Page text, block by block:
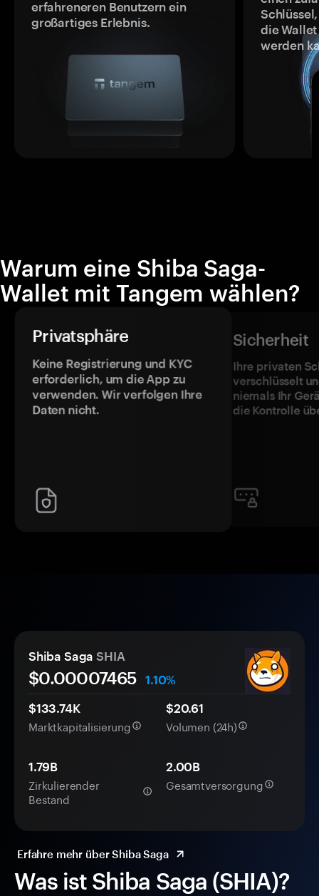
erfahreneren Benutzern ein
großartiges Erlebnis.
die
werden
Warum eine Shiba Saga-
Wallet mit Tangem wählen?
Privatsphäre
Keine Registrierung und KYC
erforderlich, um die App zu
verwenden. Wir verfolgen Ihre
Daten nicht.
Sicherheit
Ihre privaten
verschlüsselt
niemals Ihr
die Kontrolle
Was ist Shiba Saga (SHIA)?
Shiba Saga SHIA
$0.00007465
1.10%
$133.74K
Marktkapitalisierung
$20.61
Volumen (24h)
1.79B
Zirkulierender
Bestand
2.00B
Gesamtversorgung
Erfahre mehr über Shiba Saga